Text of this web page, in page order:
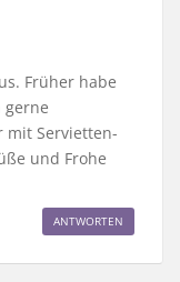
Früher habe
gerne
mit Servietten-
und Frohe
ANTWORTEN